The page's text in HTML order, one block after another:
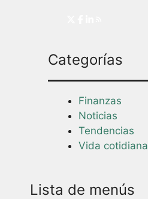
Categorías
Finanzas
Noticias
Tendencias
Vida cotidiana
Lista de menús